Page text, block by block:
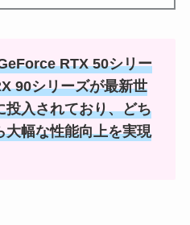
RTX 50シリー
90シリーズが最新世
投入されており、どち
大幅な性能向上を実現